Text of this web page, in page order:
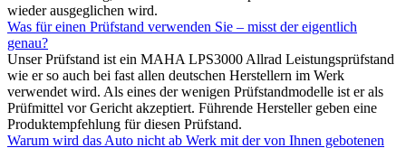
wieder ausgeglichen wird.
Was für einen Prüfstand verwenden Sie – misst der eigentlich
genau?
Unser Prüfstand ist ein MAHA LPS3000 Allrad Leistungsprüfstand
wie er so auch bei fast allen deutschen Herstellern im Werk
verwendet wird. Als eines der wenigen Prüfstandmodelle ist er als
Prüfmittel vor Gericht akzeptiert. Führende Hersteller geben eine
Produktempfehlung für diesen Prüfstand.
Warum wird das Auto nicht ab Werk mit der von Ihnen gebotenen